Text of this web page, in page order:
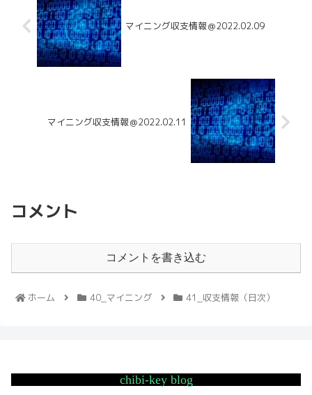
マイニング収支情報＠2022.02.09
マイニング収支情報＠2022.02.11
コメント
コメントを書き込む
ホーム 40_マイニング 41_収支情報（日次）
chibi-key blog